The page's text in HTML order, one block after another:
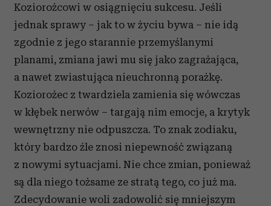
Koziorożcowi w osiągnięciu sukcesu. Jeśli
jednak sprawy – jak to w życiu bywa – nie idą
zgodnie z jego starannie przemyślanymi
planami, zmiana jawi mu się jako zagrażająca,
a nawet zwiastująca nieuchronną porażkę.
Koziorożec z twardziela zamienia się wówczas
w kłębek nerwów – targają nim emocje, a krytyk
wewnętrzny nie odpuszcza. To znak zodiaku,
który bardzo źle znosi niepewność związaną
z nowymi sytuacjami. Nie chce zmian, ponieważ
są dla niego tożsame ze stratą tego, co już ma.
Zdecydowanie woli zadowolić się mniejszym